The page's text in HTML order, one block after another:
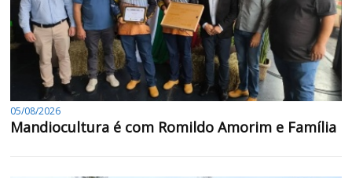
05/08/2026
Mandiocultura é com Romildo Amorim e Família